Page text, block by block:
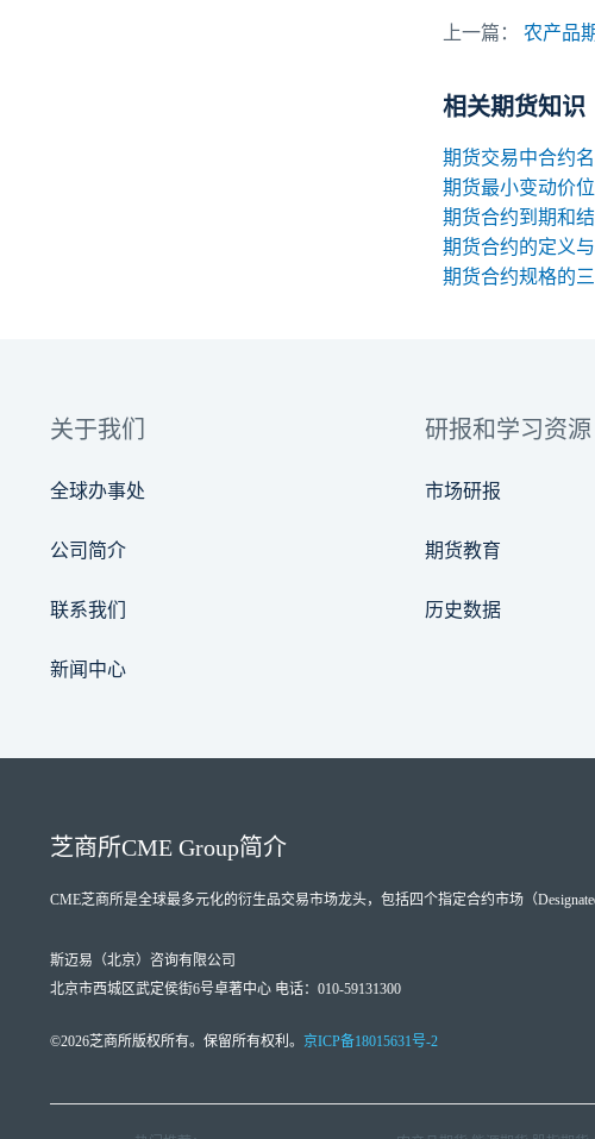
上一篇： 农产品
相关期货知识
期货最小变动价
期货合约到期和
期货合约的定义
关于我们
全球办事处
公司简介
联系我们
新闻中心
研报和学习资源
市场研报
期货教育
历史数据
芝商所CME Group简介
CME芝商所是全球最多元化的衍生品交易市场龙头，包括四个指定合约市场（
斯迈易（北京）咨询有限公司
北京市西城区武定侯街6号卓著中心 电话：010-59131300
©2026芝商所版权所有。保留所有权利。 京ICP备18015631号-2